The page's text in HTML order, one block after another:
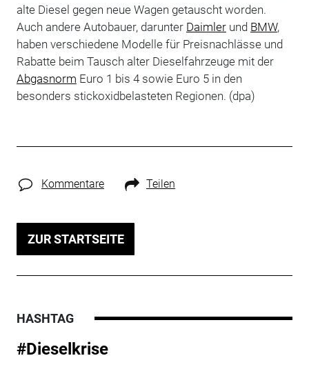
alte Diesel gegen neue Wagen getauscht worden.
Auch andere Autobauer, darunter Daimlerund BMW,
haben verschiedene Modelle für Preisnachlässe und
Rabatte beim Tausch alter Dieselfahrzeuge mit der
Abgasnorm Euro 1 bis 4 sowie Euro 5 in den
besonders stickoxidbelasteten Regionen. (dpa)
Kommentare Teilen
ZUR STARTSEITE
HASHTAG
#Dieselkrise